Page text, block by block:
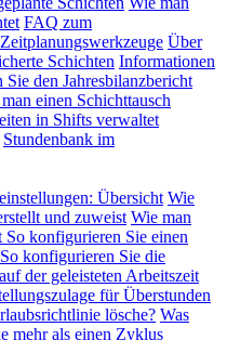
FAQ zum
Über
Schichten Informationen
Sie den Jahresbilanzbericht
einen Schichttausch
in Shifts verwaltet
Stundenbank im
Übersicht Wie
und zuweist Wie man
So konfigurieren Sie einen
So konfigurieren Sie die
der geleisteten Arbeitszeit
für Überstunden
lösche? Was
mehr als einen Zyklus